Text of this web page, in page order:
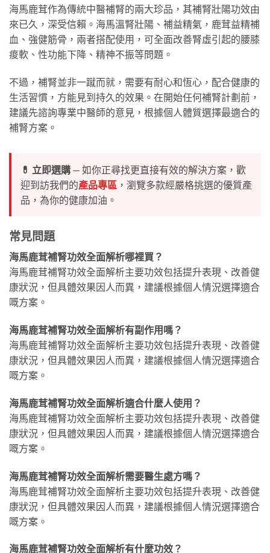
海馬鹿茸作為傳統中醫補腎的兩大珍品，其補腎壯陽功效由
來已久，深受信賴。海馬溫腎壯陽、補益精氣，鹿茸益精補
血、強健筋骨，兩者搭配使用，可全面改善腎虛引起的腰膝
痠軟、性功能下降、精神不振等問題。
不過，補腎並非一蹴而就，需要有耐心和恆心，配合健康的
生活習慣，方能見到持久的效果。在開始任何補腎計劃前，
建議先諮詢專業中醫師的意見，根據個人體質選擇最適合的
補腎方案。
💊 立即選購 — 如你正尋找更直接有效的解決方案，歡
迎到訪我們的產品專區 ，瀏覽多款經嚴格挑選的優質產
品，為你的健康加油。
常見問題
海馬鹿茸補腎功效全面解析哪裡買？
海馬鹿茸補腎功效全面解析主要功效包括提升表現、改善健
康狀況，但具體效果因人而異，建議根據個人情況選擇適合
嘅方案。
海馬鹿茸補腎功效全面解析有副作用嗎？
海馬鹿茸補腎功效全面解析主要功效包括提升表現、改善健
康狀況，但具體效果因人而異，建議根據個人情況選擇適合
嘅方案。
海馬鹿茸補腎功效全面解析適合什麼人使用？
海馬鹿茸補腎功效全面解析主要功效包括提升表現、改善健
康狀況，但具體效果因人而異，建議根據個人情況選擇適合
嘅方案。
海馬鹿茸補腎功效全面解析需要醫生處方嗎？
海馬鹿茸補腎功效全面解析主要功效包括提升表現、改善健
康狀況，但具體效果因人而異，建議根據個人情況選擇適合
嘅方案。
海馬鹿茸補腎功效全面解析有什麼功效？